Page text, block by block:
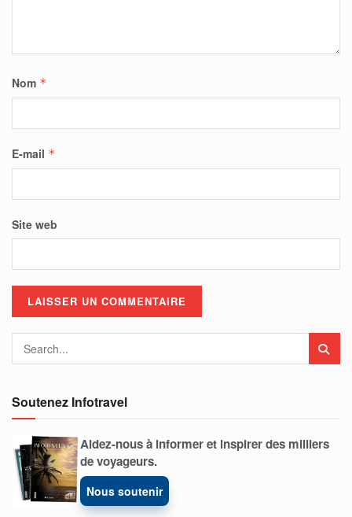
Nom *
E-mail *
Site web
Soutenez Infotravel
Aidez-nous à informer et inspirer des milliers
de voyageurs.
Nous soutenir